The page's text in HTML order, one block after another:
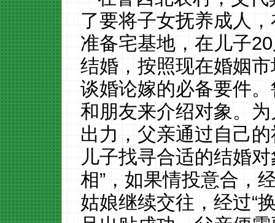
了要将子女抚养成人
准备宅基地，在儿子20
结婚，按照现在婚姻
谈婚论嫁的必备要件
和朋友来介绍对象。
出力，父亲通过自己
儿子找寻合适的结婚
相”，如果情投意合，
姑娘继续交往，经过“